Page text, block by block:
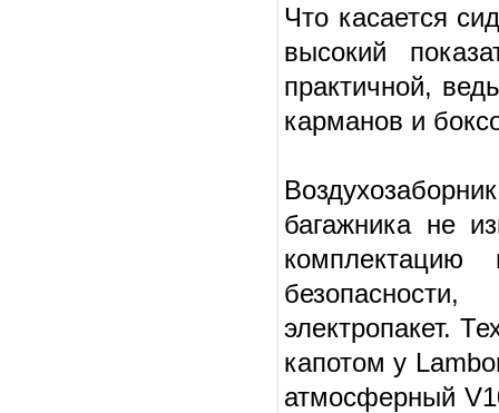
Что касается
высокий
практичной,
карманов и
багажника не
электропакет.
капотом у
атмосферный